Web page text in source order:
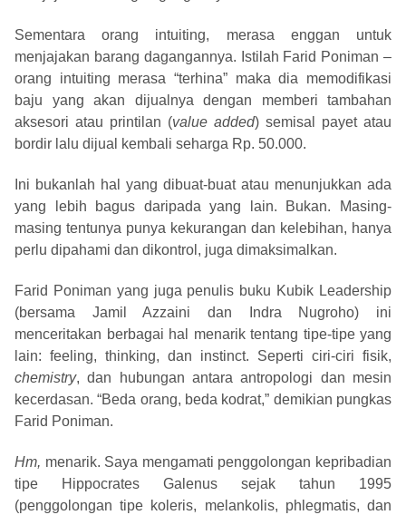
Sementara orang intuiting, merasa enggan untuk
menjajakan barang dagangannya. Istilah Farid Poniman –
orang intuiting merasa “terhina” maka dia memodifikasi
baju yang akan dijualnya dengan memberi tambahan
aksesori atau printilan (value added) semisal payet atau
bordir lalu dijual kembali seharga Rp. 50.000.
Ini bukanlah hal yang dibuat-buat atau menunjukkan ada
yang lebih bagus daripada yang lain. Bukan. Masing-
masing tentunya punya kekurangan dan kelebihan, hanya
perlu dipahami dan dikontrol, juga dimaksimalkan.
Farid Poniman yang juga penulis buku Kubik Leadership
(bersama Jamil Azzaini dan Indra Nugroho) ini
menceritakan berbagai hal menarik tentang tipe-tipe yang
lain: feeling, thinking, dan instinct. Seperti ciri-ciri fisik,
chemistry, dan hubungan antara antropologi dan mesin
kecerdasan. “Beda orang, beda kodrat,” demikian pungkas
Farid Poniman.
Hm, menarik. Saya mengamati penggolongan kepribadian
tipe Hippocrates Galenus sejak tahun 1995
(penggolongan tipe koleris, melankolis, phlegmatis, dan